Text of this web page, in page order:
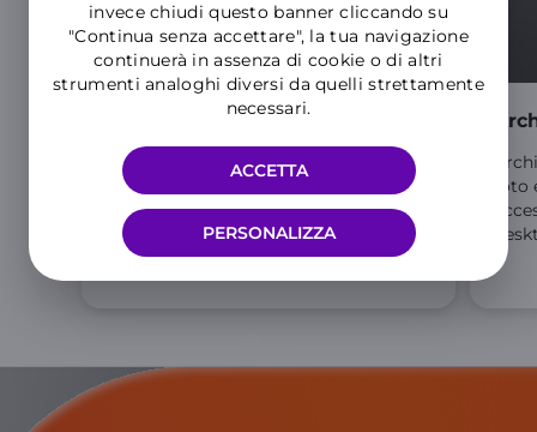
invece chiudi questo banner cliccando su
"Continua senza accettare", la tua navigazione
continuerà in assenza di cookie o di altri
strumenti analoghi diversi da quelli strettamente
necessari.
PERSONALIZZA
ACCETTA
I tuoi dati sempre al sicuro grazie al
back up automatico, per lavorare
senza pensieri.